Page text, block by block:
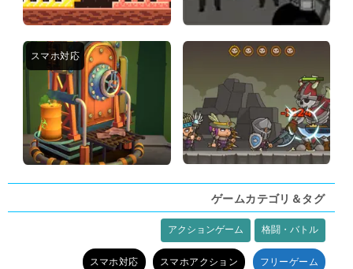
ゲームカテゴリ＆タグ
アクションゲーム 格闘・バトル
スマホ対応 スマホアクション フリーゲーム